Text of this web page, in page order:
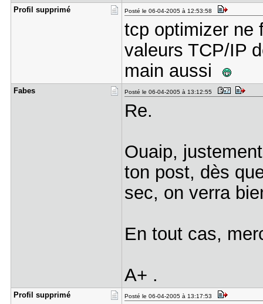
Profil sup​primé Posté le 06-04-2005 à 12:53:58
tcp optimizer ne
valeurs TCP/IP
main aussi
Fabes Posté le 06-04-2005 à 13:12:55
Re.
Ouaip,
ton post, dès
sec, on verra
En tout cas,
A+ .
Profil sup​primé Posté le 06-04-2005 à 13:17:53